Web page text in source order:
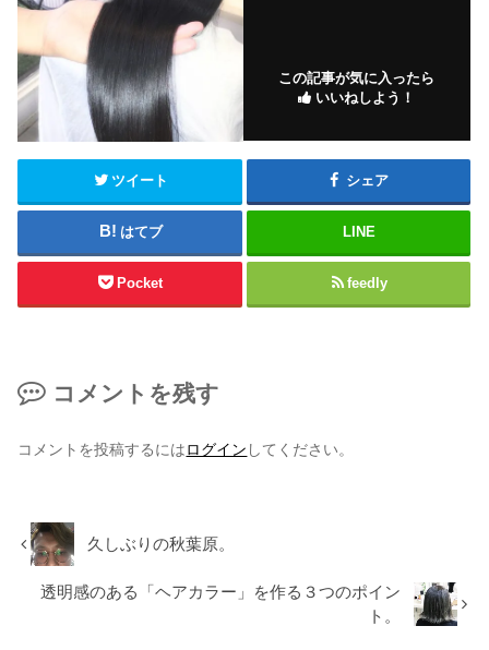
この記事が気に入ったら
いいねしよう！
ツイート シェア
はてブ LINE
Pocket feedly
コメントを残す
コメントを投稿するにはログイン してください。
久しぶりの秋葉原。
透明感のある「ヘアカラー」を作る３つのポイン
ト。